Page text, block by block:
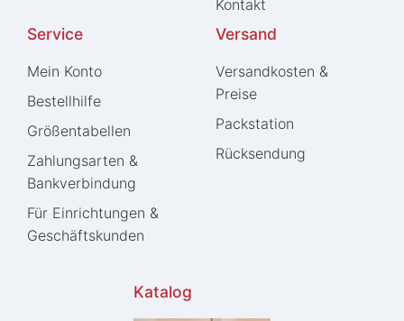
Kontakt
Service
Mein Konto
Bestellhilfe
Größentabellen
Zahlungsarten &
Bankverbindung
Für Einrichtungen &
Geschäftskunden
Versand
Versandkosten &
Preise
Packstation
Rücksendung
Katalog